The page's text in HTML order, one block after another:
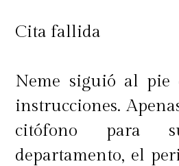
Cita fallida
Neme siguió al pie
instrucciones.
citófono para
departamento, el